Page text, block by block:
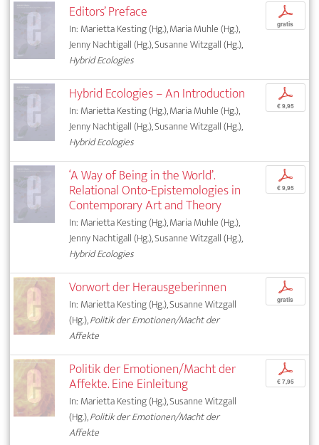
Editors’ Preface
In: Marietta Kesting (Hg.), Maria Muhle (Hg.),
Jenny Nachtigall (Hg.), Susanne Witzgall (Hg.),
Hybrid Ecologies
p
gratis
Hybrid Ecologies – An Introduction
In: Marietta Kesting (Hg.), Maria Muhle (Hg.),
Jenny Nachtigall (Hg.), Susanne Witzgall (Hg.),
Hybrid Ecologies
p
€ 9,95
‘A Way of Being in the World’.
Relational Onto-Epistemologies in
Contemporary Art and Theory
In: Marietta Kesting (Hg.), Maria Muhle (Hg.),
Jenny Nachtigall (Hg.), Susanne Witzgall (Hg.),
Hybrid Ecologies
p
€ 9,95
Vorwort der Herausgeberinnen
In: Marietta Kesting (Hg.), Susanne Witzgall
(Hg.),Politik der Emotionen/Macht der
Affekte
p
gratis
Politik der Emotionen/Macht der
Affekte. Eine Einleitung
In: Marietta Kesting (Hg.), Susanne Witzgall
(Hg.),Politik der Emotionen/Macht der
Affekte
p
€ 7,95